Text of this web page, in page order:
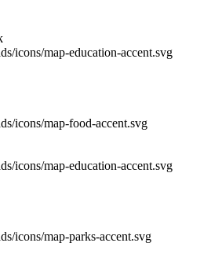
icons/map-education-accent.svg
icons/map-food-accent.svg
icons/map-education-accent.svg
icons/map-parks-accent.svg